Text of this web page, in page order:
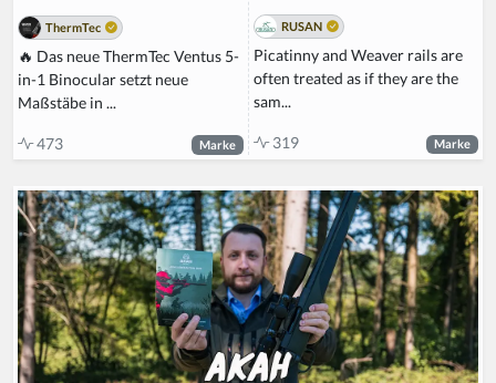
ThermTec
🔥 Das neue ThermTec Ventus 5-
in-1 Binocular setzt neue
Maßstäbe in ...
473 Marke
RUSAN
Picatinny and Weaver rails are
often treated as if they are the
sam...
319 Marke